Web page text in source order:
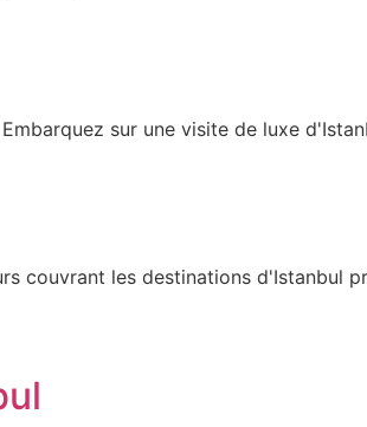
sur une visite de luxe
couvrant les destinations d'Istanbul